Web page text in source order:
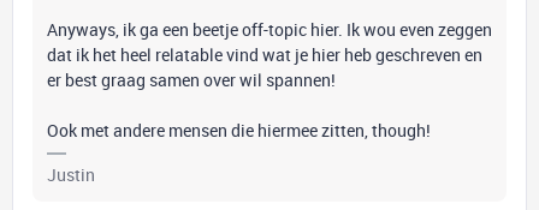
Anyways, ik ga een beetje off-topic hier. Ik wou even zeggen
dat ik het heel relatable vind wat je hier heb geschreven en
er best graag samen over wil spannen!
Ook met andere mensen die hiermee zitten, though!
Justin